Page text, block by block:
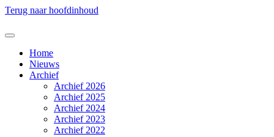
Terug naar hoofdinhoud
Home
Nieuws
Archief
Archief 2026
Archief 2025
Archief 2024
Archief 2023
Archief 2022